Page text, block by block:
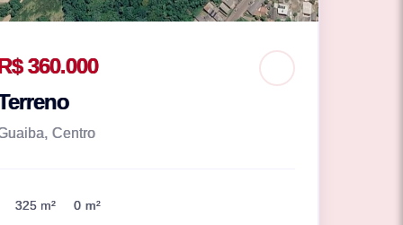
360.000
Centro
325 m² 0 m²